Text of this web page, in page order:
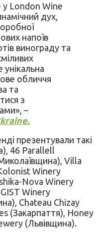
у London Wine
дух,
напоїв
винограду та
унікальна
обличчя
та
з
–
презентували такі
46 Parallell
Villa
Winery
Nova Winery
Winery
Chateau Chizay
(Закарпаття), Honey
(Львівщина).